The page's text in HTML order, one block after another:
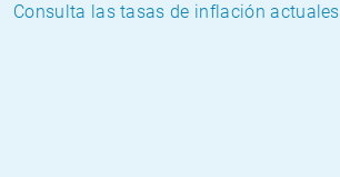
Consulta las tasas de inflación actuales